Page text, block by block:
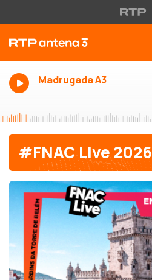
Madrugada A3
#FNAC Live 2026